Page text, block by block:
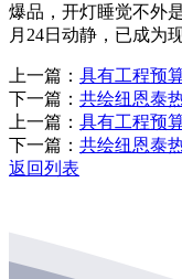
爆品，开灯睡觉不外
月24日动静，已成为
上一篇： 具有工程预
下一篇： 共绘纽恩泰
上一篇： 具有工程预
下一篇： 共绘纽恩泰
返回列表